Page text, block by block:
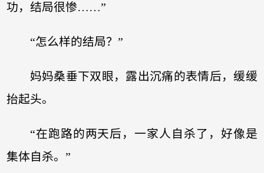
功，结局很惨……”
“怎么样的结局？”
妈妈桑垂下双眼，露出沉痛的表情后，缓缓
抬起头。
“在跑路的两天后，一家人自杀了，好像是
集体自杀。”